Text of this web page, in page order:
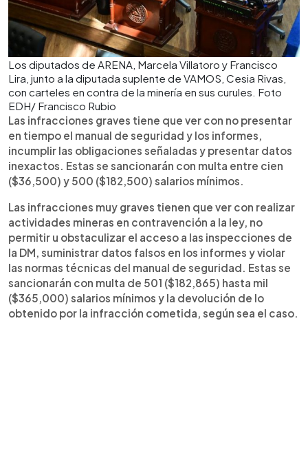
Los diputados de ARENA, Marcela Villatoro y Francisco
Lira, junto a la diputada suplente de VAMOS, Cesia Rivas,
con carteles en contra de la minería en sus curules. Foto
EDH/ Francisco Rubio
Las infracciones graves tiene que ver con no presentar
en tiempo el manual de seguridad y los informes,
incumplir las obligaciones señaladas y presentar datos
inexactos. Estas se sancionarán con multa entre cien
($36,500) y 500 ($182,500) salarios mínimos.
Las infracciones muy graves tienen que ver con realizar
actividades mineras en contravención a la ley, no
permitir u obstaculizar el acceso a las inspecciones de
la DM, suministrar datos falsos en los informes y violar
las normas técnicas del manual de seguridad. Estas se
sancionarán con multa de 501 ($182,865) hasta mil
($365,000) salarios mínimos y la devolución de lo
obtenido por la infracción cometida, según sea el caso.